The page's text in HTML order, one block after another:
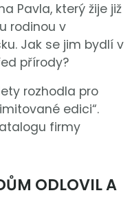
Pavla, který žije již
rodinou v
Jak se jim bydlí v
přírody?
rozhodla pro
edici“.
firmy
ODLOVIL A